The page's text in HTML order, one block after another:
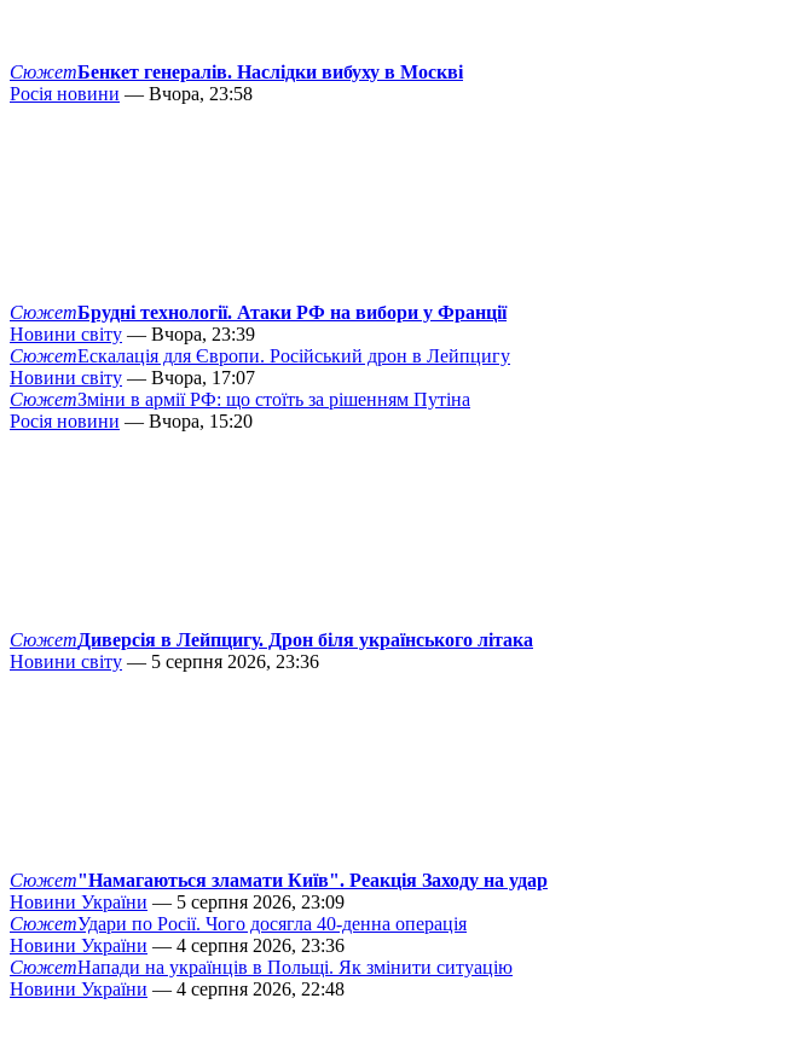
СюжетБенкет генералів. Наслідки вибуху в Москві
Росія новини — Вчора, 23:58
СюжетБрудні технології. Атаки РФ на вибори у Франції
Новини світу — Вчора, 23:39
СюжетЕскалація для Європи. Російський дрон в Лейпцигу
Новини світу — Вчора, 17:07
СюжетЗміни в армії РФ: що стоїть за рішенням Путіна
Росія новини — Вчора, 15:20
СюжетДиверсія в Лейпцигу. Дрон біля українського літака
Новини світу — 5 серпня 2026, 23:36
Сюжет"Намагаються зламати Київ". Реакція Заходу на удар
Новини України — 5 серпня 2026, 23:09
СюжетУдари по Росії. Чого досягла 40-денна операція
Новини України — 4 серпня 2026, 23:36
СюжетНапади на українців в Польщі. Як змінити ситуацію
Новини України — 4 серпня 2026, 22:48